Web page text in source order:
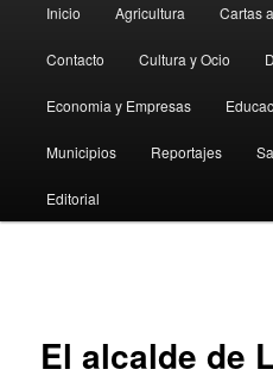
principal
Inicio Agricultura Cartas
Contacto Cultura y Ocio
Economia y Empresas
Municipios Reportajes
Editorial
El alcalde de